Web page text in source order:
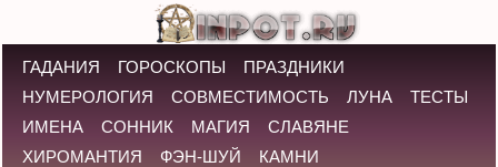
ГАДАНИЯ ГОРОСКОПЫ
ПРАЗДНИКИ
НУМЕРОЛОГИЯ
СОВМЕСТИМОСТЬ ЛУНА
ТЕСТЫ
ИМЕНА
СОННИК МАГИЯ
СЛАВЯНЕ
ХИРОМАНТИЯ
ФЭН-ШУЙ КАМНИ